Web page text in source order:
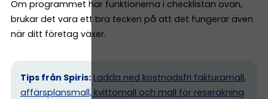
Om programmet har funktionerna i checklistan ovan,
brukar det vara ett bra tecken på att det fungerar även
när ditt företag växer.
Tips från Spiris: Ladda ned kostnadsfri fakturamall,
affärsplansmall, kvittomall och mall för reseräkning